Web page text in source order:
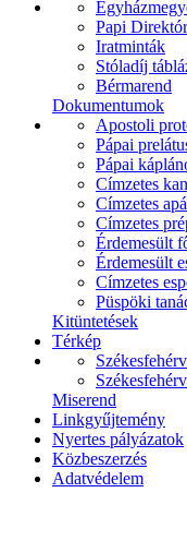
Papi
Iratminták
Stóladíj
Bérmarend
Dokumentumok
Apostoli
Pápai
Pápai
Címzetes
Címzetes
Címzetes
Érdemesült
Érdemesült
Címzetes
Püspöki
Kitüntetések
Térkép
Miserend
Linkgyűjtemény
Nyertes pályázatok
Közbeszerzés
Adatvédelem